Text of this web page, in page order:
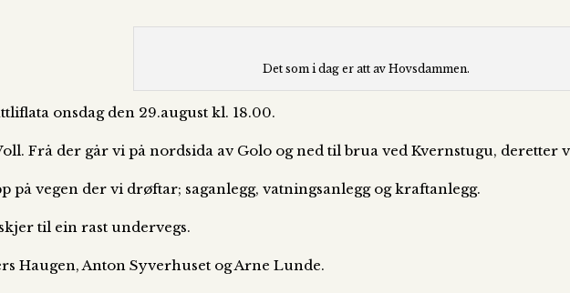
Det som i dag er att av Hovsdammen.
onsdag den 29.august kl. 18.00.
Frå der går vi på nordsida av Golo og ned til brua ved Kvernstugu, deretter
på vegen der vi drøftar; saganlegg, vatningsanlegg og kraftanlegg.
til ein rast undervegs.
Haugen, Anton Syverhuset og Arne Lunde.